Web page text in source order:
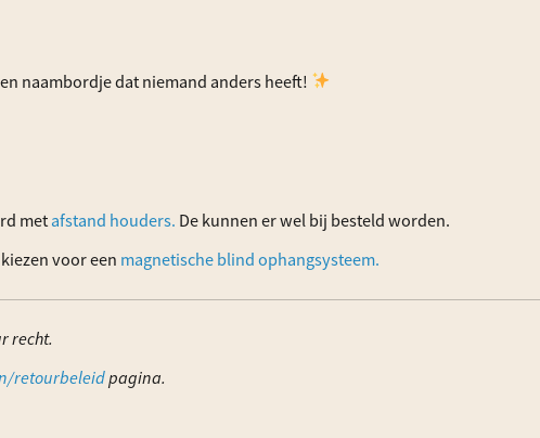
naambordje dat niemand anders heeft!
metafstand houders. De kunnen er wel bij besteld worden.
voor een magnetische blind ophangsysteem.
recht.
retourbeleidpagina.